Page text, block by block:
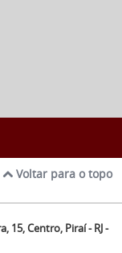
Voltar para o topo
15, Centro, Piraí - RJ -